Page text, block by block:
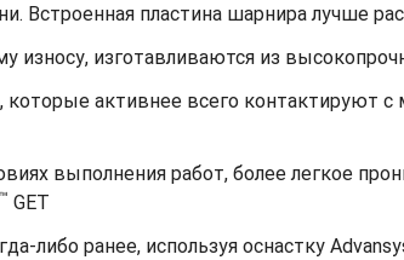
Встроенная пластина шарнира лучше
изготавливаются из
активнее всего контактируют
выполнения работ, более легкое
™ GET
либо ранее, используя оснастку